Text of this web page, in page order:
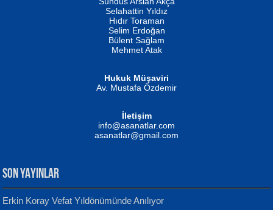
Evvel Zaman Tanrıçası...Selahattin Yıldız
Hıdır Toraman
Selim Erdoğan
Bülent Sağlam
Mehmet Atak
Hukuk Müşaviri
Av. Mustafa Özdemir
İletişim
info@asanatlar.com
asanatlar@gmail.com
SON YAYINLAR
Erkin Koray Vefat Yıldönümünde Anılıyor